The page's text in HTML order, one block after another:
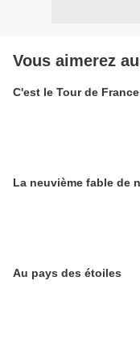
Vous aimerez
C'est le Tour de
La neuvième fable de
Au pays des étoiles